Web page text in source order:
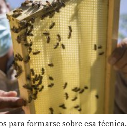
para formarse sobre esa técnica.